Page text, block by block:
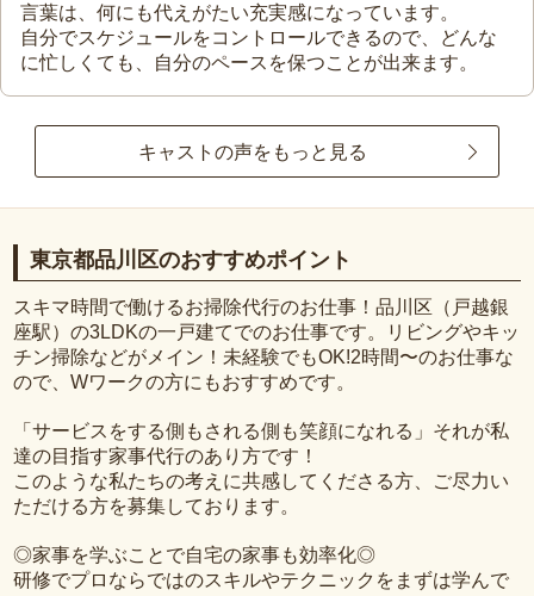
言葉は、何にも代えがたい充実感になっています。
自分でスケジュールをコントロールできるので、どんな
に忙しくても、自分のペースを保つことが出来ます。
キャストの声をもっと見る
東京都品川区のおすすめポイント
スキマ時間で働けるお掃除代行のお仕事！品川区（戸越銀
座駅）の3LDKの一戸建てでのお仕事です。リビングやキッ
チン掃除などがメイン！未経験でもOK!2時間〜のお仕事な
ので、Wワークの方にもおすすめです。
「サービスをする側もされる側も笑顔になれる」それが私
達の目指す家事代行のあり方です！
このような私たちの考えに共感してくださる方、ご尽力い
ただける方を募集しております。
◎家事を学ぶことで自宅の家事も効率化◎
研修でプロならではのスキルやテクニックをまずは学んで